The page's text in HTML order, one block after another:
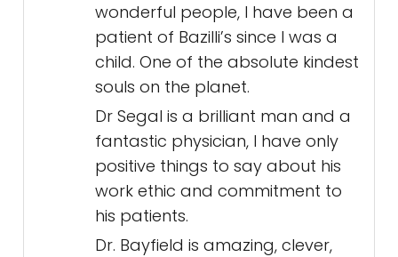
wonderful people, I have been a
patient of Bazilli’s since I was a
child. One of the absolute kindest
souls on the planet.
Dr Segal is a brilliant man and a
fantastic physician, I have only
positive things to say about his
work ethic and commitment to
his patients.
Dr. Bayfield is amazing, clever,